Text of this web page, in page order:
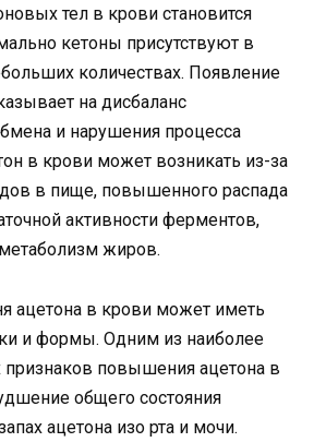
тел в крови становится
кетоны присутствуют в
количествах. Появление
на дисбаланс
и нарушения процесса
в крови может возникать из-за
в пище, повышенного распада
активности ферментов,
жиров.
ацетона в крови может иметь
и формы. Одним из наиболее
признаков повышения ацетона в
общего состояния
ацетона изо рта и мочи.